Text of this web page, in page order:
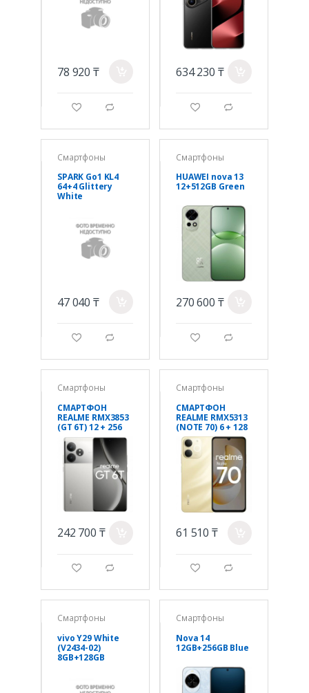
78 920 ₸
g d
634 230 ₸
g d
Смартфоны
SPARK Go1 KL4
64+4 Glittery
White
47 040 ₸
g d
Смартфоны
HUAWEI nova 13
12+512GB Green
270 600 ₸
g d
Смартфоны
СМАРТФОН
REALME RMX3853
(GT 6T) 12 + 256
ГБ (EUCIS)
ЦВЕТ:ЗЕРКАЛЬН
ЫЙ СЕРЕБРЯНЫЙ
242 700 ₸
g d
Смартфоны
СМАРТФОН
REALME RMX5313
(NOTE 70) 6 + 128
ГБ
ЦВЕТ:ЗОЛОТОЙ
61 510 ₸
g d
Смартфоны
vivo Y29 White
(V2434-02)
8GB+128GB
Смартфоны
Nova 14
12GB+256GB Blue